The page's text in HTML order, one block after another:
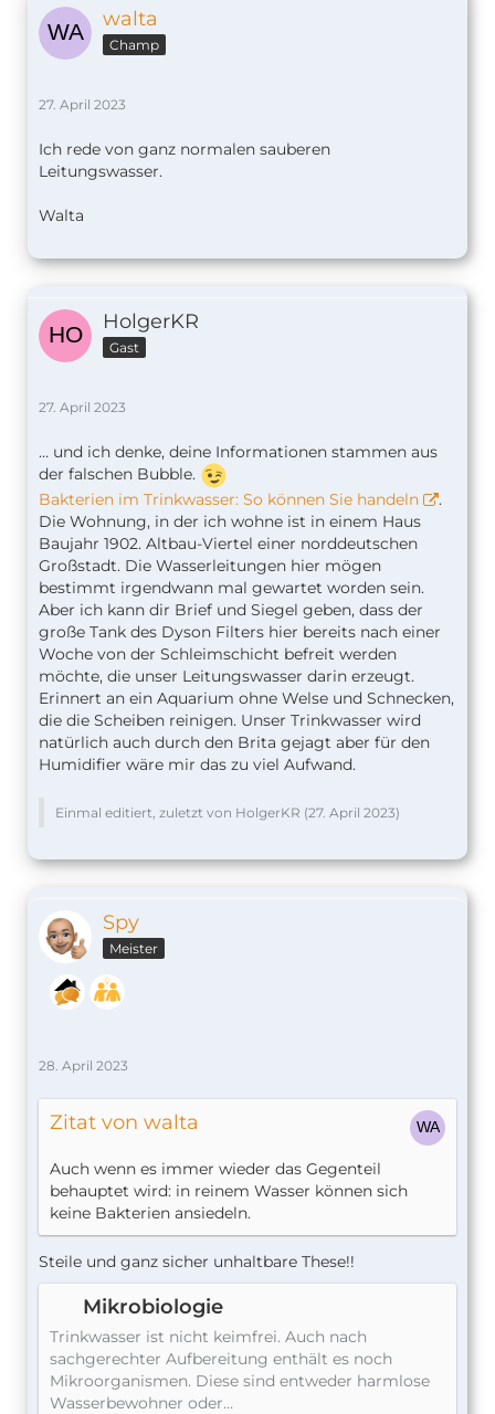
walta
Champ
27. April 2023
Ich rede von ganz normalen sauberen
Leitungswasser.
Walta
HolgerKR
Gast
27. April 2023
… und ich denke, deine Informationen stammen aus
der falschen Bubble.
Bakterien im Trinkwasser: So können Sie handeln
.
Die Wohnung, in der ich wohne ist in einem Haus
Baujahr 1902. Altbau-Viertel einer norddeutschen
Großstadt. Die Wasserleitungen hier mögen
bestimmt irgendwann mal gewartet worden sein.
Aber ich kann dir Brief und Siegel geben, dass der
große Tank des Dyson Filters hier bereits nach einer
Woche von der Schleimschicht befreit werden
möchte, die unser Leitungswasser darin erzeugt.
Erinnert an ein Aquarium ohne Welse und Schnecken,
die die Scheiben reinigen. Unser Trinkwasser wird
natürlich auch durch den Brita gejagt aber für den
Humidifier wäre mir das zu viel Aufwand.
Einmal editiert, zuletzt von HolgerKR (27. April 2023)
Spy
Meister
28. April 2023
Zitat von walta
Auch wenn es immer wieder das Gegenteil
behauptet wird: in reinem Wasser können sich
keine Bakterien ansiedeln.
Steile und ganz sicher unhaltbare These!!
Mikrobiologie
Trinkwasser ist nicht keimfrei. Auch nach
sachgerechter Aufbereitung enthält es noch
Mikroorganismen. Diese sind entweder harmlose
Wasserbewohner oder…